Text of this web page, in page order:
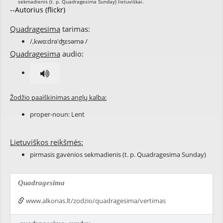
--Autorius (flickr)
Quadragesima tarimas:
/,kwɑ:drə'ʤɛsəmə /
Quadragesima audio:
Žodžio paaiškinimas anglų kalba:
proper-noun: Lent
Lietuviškos reikšmės:
pirmasis gavėnios sekmadienis (t. p. Quadragesima Sunday)
Quadragesima
www.alkonas.lt/zodzio/quadragesima/vertimas